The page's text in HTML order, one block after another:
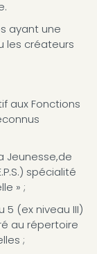
ayant une
les créateurs
aux Fonctions
Jeunesse,de
spécialité
» ;
(ex niveau III)
au répertoire
;